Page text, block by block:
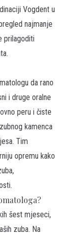
Vogdent u
najmanje
prilagoditi
da rano
i druge oralne
peru i čiste
kamenca
Tim
opremu kako
šest mjeseci,
zuba. Na